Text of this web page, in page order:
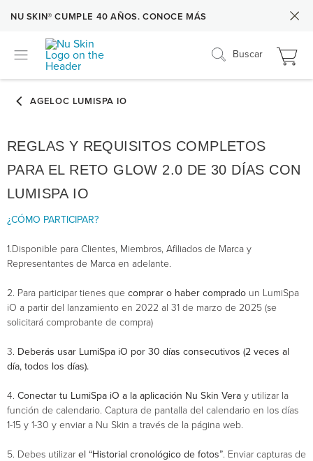
NU SKIN® CUMPLE 40 AÑOS. CONOCE MÁS
Buscar
REGLAS Y REQUISITOS COMPLETOS
PARA EL RETO GLOW 2.0 DE 30 DÍAS CON
LUMISPA IO
¿CÓMO PARTICIPAR?
1.Disponible para Clientes, Miembros, Afiliados de Marca y
Representantes de Marca en adelante.
2. Para participar tienes que comprar o haber comprado un LumiSpa
iO a partir del lanzamiento en 2022 al 31 de marzo de 2025 (se
solicitará comprobante de compra)
3. Deberás usar LumiSpa iO por 30 días consecutivos (2 veces al
día, todos los días).
4. Conectar tu LumiSpa iO a la aplicación Nu Skin Vera y utilizar la
función de calendario. Captura de pantalla del calendario en los días
1-15 y 1-30 y enviar a Nu Skin a través de la página web.
5. Debes utilizarel “Historial cronológico de fotos”. Enviar capturas de